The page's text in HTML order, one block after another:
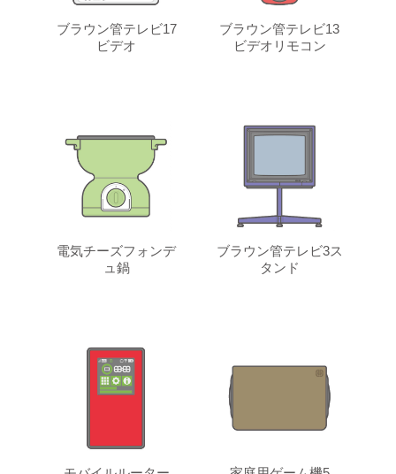
ブラウン管テレビ17
ビデオ
ブラウン管テレビ13
ビデオリモコン
電気チーズフォンデ
ュ鍋
ブラウン管テレビ3ス
タンド